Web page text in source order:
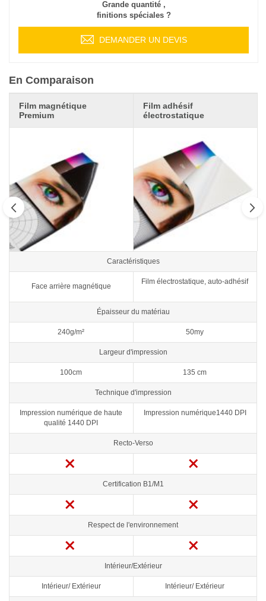
Grande quantité ,
finitions spéciales ?
DEMANDER UN DEVIS
En Comparaison
Film magnétique
Premium
Film adhésif
électrostatique
Caractéristiques
Face arrière magnétique
Film électrostatique, auto-adhésif
Épaisseur du matériau
240g/m² 50my
Largeur d'impression
100cm 135 cm
Technique d'impression
Impression numérique de haute
qualité 1440 DPI
Impression numérique1440 DPI
Recto-Verso
Certification B1/M1
Respect de l'environnement
Intérieur/Extérieur
Intérieur/ Extérieur Intérieur/ Extérieur